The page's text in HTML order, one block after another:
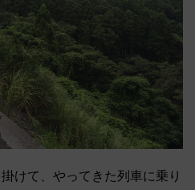
けて、やってきた列車に乗り